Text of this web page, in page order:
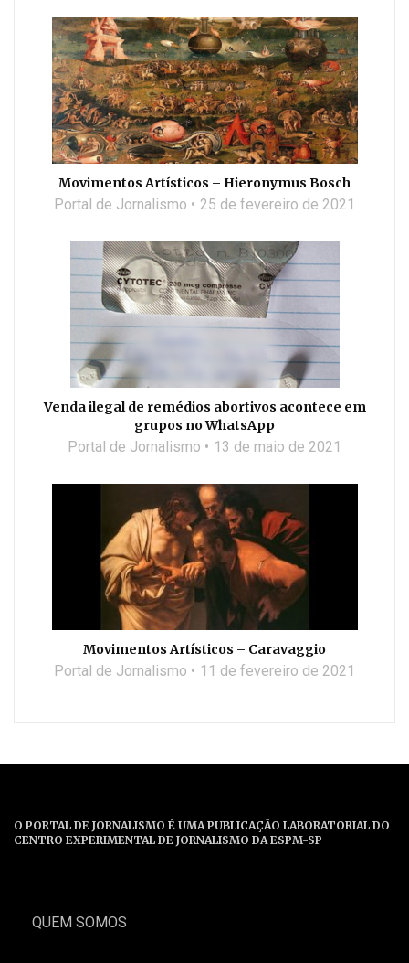
Movimentos Artísticos – Hieronymus Bosch
Portal de Jornalismo 25 de fevereiro de 2021
Venda ilegal de remédios abortivos acontece em
grupos no WhatsApp
Portal de Jornalismo 13 de maio de 2021
Movimentos Artísticos – Caravaggio
Portal de Jornalismo 11 de fevereiro de 2021
O PORTAL DE JORNALISMO É UMA PUBLICAÇÃO LABORATORIAL DO
CENTRO EXPERIMENTAL DE JORNALISMO DA ESPM-SP
QUEM SOMOS